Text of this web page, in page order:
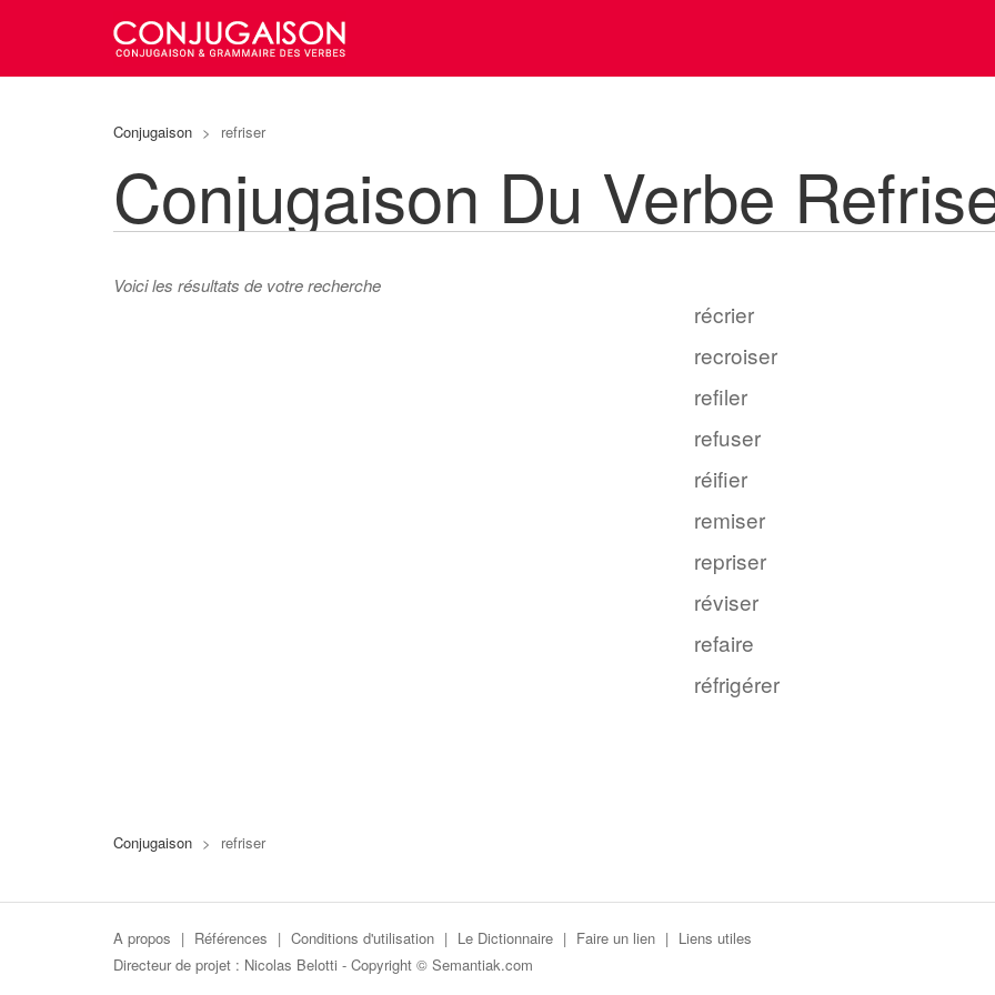
Conjugaison > refriser
Conjugaison Du Verbe
Voici les résultats de votre recherche
récrier
recroiser
refiler
refuser
réifier
remiser
repriser
réviser
refaire
réfrigérer
Conjugaison > refriser
A propos | Références | Conditions d'utilisation | Le Dictionnaire | Faire un lien | Liens utiles
Directeur de projet : Nicolas Belotti - Copyright © Semantiak.com